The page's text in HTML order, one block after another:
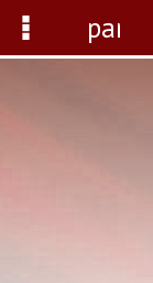
Menu
panel